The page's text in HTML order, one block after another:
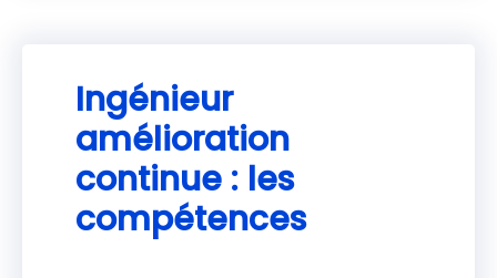
Ingénieur
amélioration
continue : les
compétences